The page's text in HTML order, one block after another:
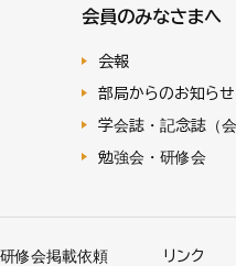
会員のみなさまへ
会報
部局からのお知らせ
学会誌・記念誌（会
勉強会・研修会
修会掲載依頼 リンク